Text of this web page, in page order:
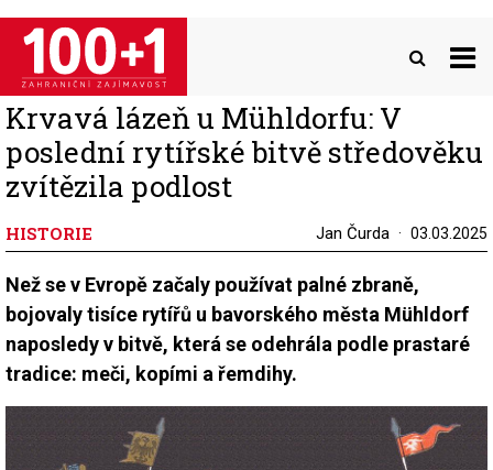
Přejít
hlavnímu
obsahu
Krvavá lázeň u Mühldorfu: V
poslední rytířské bitvě středověku
zvítězila podlost
HISTORIE Jan Čurda 03.03.2025
Než se v Evropě začaly používat palné zbraně,
bojovaly tisíce rytířů u bavorského města Mühldorf
naposledy v bitvě, která se odehrála podle prastaré
tradice: meči, kopími a řemdihy.